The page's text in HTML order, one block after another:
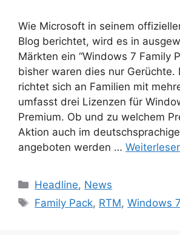
Wie Microsoft in seinem
Blog berichtet, wird es in
Märkten ein “Windows 7 Family
bisher waren dies nur Gerüchte.
richtet sich an Familien mit
umfasst drei Lizenzen für
Premium. Ob und zu welchem
Aktion auch im
angeboten werden …
Kategorien
Headline, News
Schlagwörter
Family Pack, RTM,Windows 7